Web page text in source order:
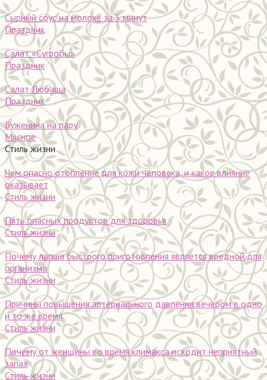
Сырный соус на молоке за 5 минут
Праздник
Салат «Сугробы»
Праздник
Салат Любаша
Праздник
Буженина на пару
Мясное
Стиль жизни
Чем опасно отопление для кожи человека, и какое влияние
оказывает
Стиль жизни
Пять опасных продуктов для здоровья
Стиль жизни
Почему лапша быстрого приготовления является вредной для
организма
Стиль жизни
Причины повышения артериального давления вечером в одно
и то же время
Стиль жизни
Почему от женщины во время климакса исходит неприятный
запах
Стиль жизни